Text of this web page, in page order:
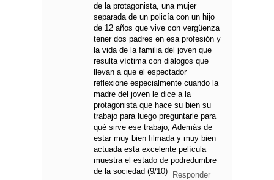
de la protagonista, una mujer
separada de un policía con un hijo
de 12 años que vive con vergüenza
tener dos padres en esa profesión y
la vida de la familia del joven que
resulta víctima con diálogos que
llevan a que el espectador
reflexione especialmente cuando la
madre del joven le dice a la
protagonista que hace su bien su
trabajo para luego preguntarle para
qué sirve ese trabajo, Además de
estar muy bien filmada y muy bien
actuada esta excelente película
muestra el estado de podredumbre
de la sociedad (9/10)
Responder